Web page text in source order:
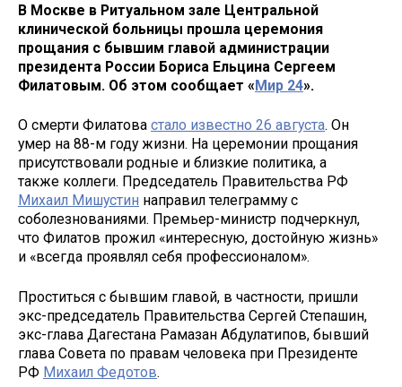
В Москве в Ритуальном зале Центральной
клинической больницы прошла церемония
прощания с бывшим главой администрации
президента России Бориса Ельцина Сергеем
Филатовым. Об этом сообщает «Мир 24».
О смерти Филатова стало известно 26 августа. Он
умер на 88-м году жизни. На церемонии прощания
присутствовали родные и близкие политика, а
также коллеги. Председатель Правительства РФ
Михаил Мишустин направил телеграмму с
соболезнованиями. Премьер-министр подчеркнул,
что Филатов прожил «интересную, достойную жизнь»
и «всегда проявлял себя профессионалом».
Проститься с бывшим главой, в частности, пришли
экс-председатель Правительства Сергей Степашин,
экс-глава Дагестана Рамазан Абдулатипов, бывший
глава Совета по правам человека при Президенте
РФ Михаил Федотов.